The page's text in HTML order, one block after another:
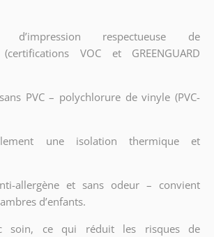
d’impression respectueuse de
(certifications VOC et GREENGUARD
PVC – polychlorure de vinyle (PVC-
une isolation thermique et
allergène et sans odeur – convient
d’enfants.
soin, ce qui réduit les risques de